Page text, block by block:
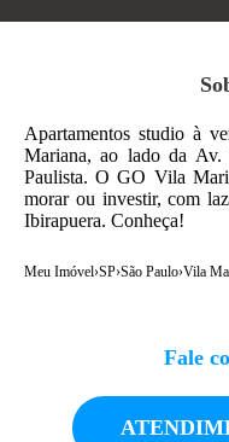
Apartamentos studio à
Mariana, ao lado da
Paulista. O GO Vila
morar ou investir, com
Ibirapuera. Conheça!
Meu Imóvel›SP›São Paulo›Vila
Fale